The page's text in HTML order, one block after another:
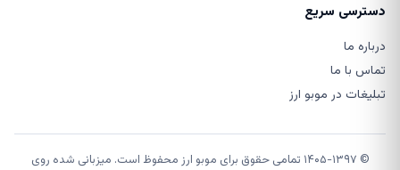
دسترسی سریع
درباره ما
تماس با ما
تبلیغات در موبو ارز
© ۱۴۰۵-۱۳۹۷ تمامی حقوق برای موبو ارز محفوظ است. میزبانی شده روی